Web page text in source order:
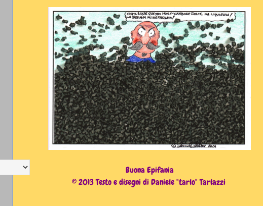
Buona Epifania
© 2013 Testo e disegni di Daniele "tarlo" Tarlazzi